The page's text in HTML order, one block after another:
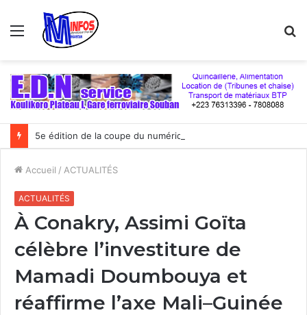
Menu
Accueil / ACTUALITÉS
ACTUALITÉS
À Conakry, Assimi Goïta
célèbre l’investiture de
Mamadi Doumbouya et
réaffirme l’axe Mali–Guinée